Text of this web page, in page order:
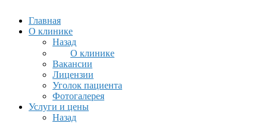
Главная
О клинике
Назад
О клинике
Вакансии
Лицензии
Уголок пациента
Фотогалерея
Услуги и цены
Назад